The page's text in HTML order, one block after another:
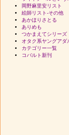
岡野麻里安リスト
絵師リスト-その他
あかほりさとる
ありめも
つかまえてシリーズ
オタク系ヤングアダ
カテゴリー一覧
コバルト新刊